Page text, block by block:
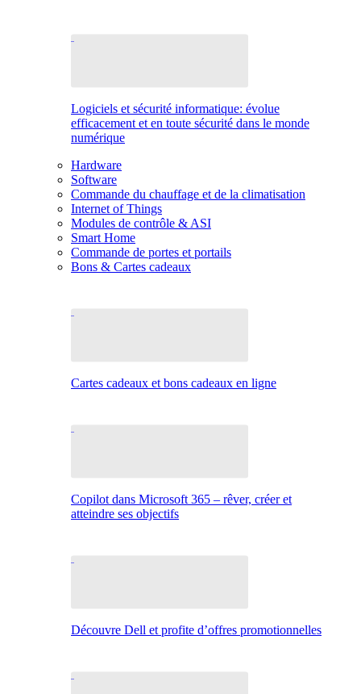
Logiciels et sécurité informatique: évolue
efficacement et en toute sécurité dans le monde
numérique
Hardware
Software
Commande du chauffage et de la climatisation
Internet of Things
Modules de contrôle & ASI
Smart Home
Commande de portes et portails
Bons & Cartes cadeaux
Cartes cadeaux et bons cadeaux en ligne
Copilot dans Microsoft 365 – rêver, créer et
atteindre ses objectifs
Découvre Dell et profite d’offres promotionnelles